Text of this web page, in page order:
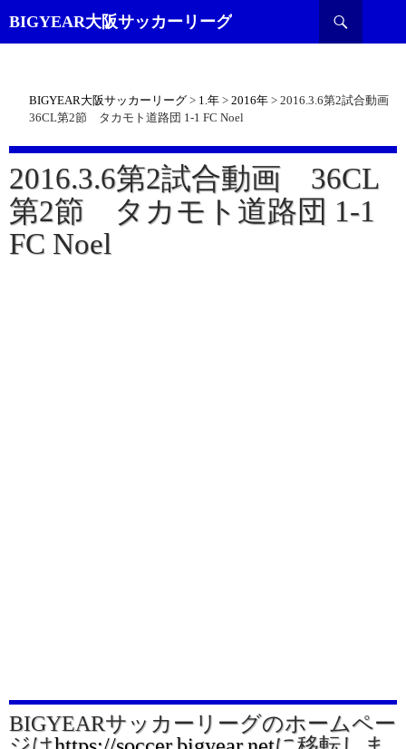
BIGYEAR大阪サッカーリーグ
索
BIGYEAR大阪サッカーリーグ > 1.年 > 2016年 > 2016.3.6第2試合動画
36CL第2節 タカモト道路団 1-1 FC Noel
2016.3.6第2試合動画 36CL
第2節 タカモト道路団 1-1
FC Noel
BIGYEARサッカーリーグのホームペー